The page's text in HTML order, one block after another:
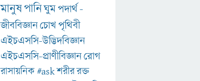
মানুষপানিঘুমপদার্থ-
জীববিজ্ঞানচোখপৃথিবী
এইচএসসি-উদ্ভিদবিজ্ঞান
এইচএসসি-প্রাণীবিজ্ঞানরোগ
রাসায়নিক#askশরীররক্ত